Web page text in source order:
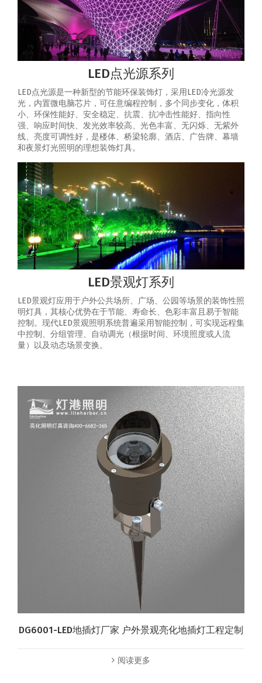
LED点光源系列
LED点光源是一种新型的节能环保装饰灯，采用LED冷光源发
光，内置微电脑芯片，可任意编程控制，多个同步变化，体积
小、环保性能好、安全稳定、抗震、抗冲击性能好、指向性
强、响应时间快、发光效率较高、光色丰富、无闪烁、无紫外
线、亮度可调性好，是楼体、桥梁轮廓、酒店、广告牌、幕墙
和夜景灯光照明的理想装饰灯具。
LED景观灯系列
LED景观灯应用于户外公共场所、广场、公园等场景的装饰性照
明灯具，其核心优势在于节能、寿命长、色彩丰富且易于智能
控制‌。‌现代LED景观照明系统普遍采用智能控制，可实现‌远程集
中控制、分组管理、自动调光（根据时间、环境照度或人流
量）以及动态场景变换‌。
DG6001-LED地插灯厂家 户外景观亮化地插灯工程定制
阅读更多